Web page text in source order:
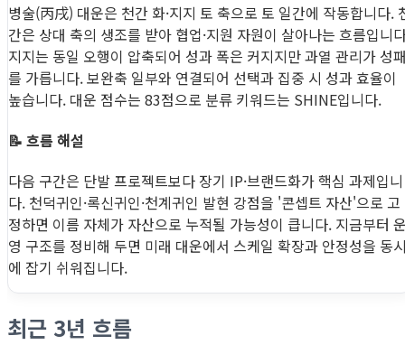
병술(丙戌) 대운은 천간 화·지지 토 축으로 토 일간에 작동합니다.
간은 상대 축의 생조를 받아 협업·지원 자원이 살아나는 흐름입니
지지는 동일 오행이 압축되어 성과 폭은 커지지만 과열 관리가 성
를 가릅니다. 보완축 일부와 연결되어 선택과 집중 시 성과 효율이
높습니다. 대운 점수는 83점으로 분류 키워드는 SHINE입니다.
📝 흐름 해설
다음 구간은 단발 프로젝트보다 장기 IP·브랜드화가 핵심 과제입니
다. 천덕귀인·록신귀인·천계귀인 발현 강점을 '콘셉트 자산'으로 고
정하면 이름 자체가 자산으로 누적될 가능성이 큽니다. 지금부터
영 구조를 정비해 두면 미래 대운에서 스케일 확장과 안정성을 동
에 잡기 쉬워집니다.
최근 3년 흐름